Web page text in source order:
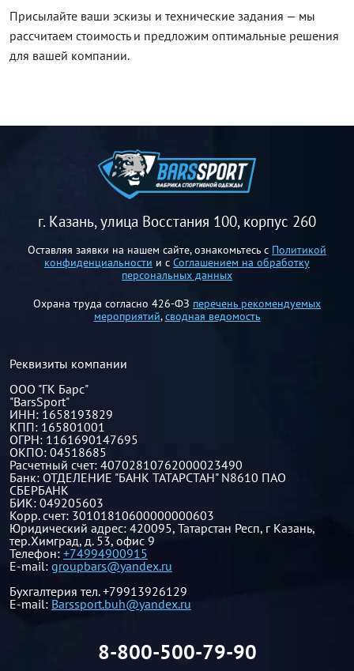
Присылайте ваши эскизы и технические задания — мы
рассчитаем стоимость и предложим оптимальные решения
для вашей компании.
г. Казань, улица Восстания 100, корпус 260
Оставляя заявки на нашем сайте, ознакомьтесь с Политикой
конфиденциальности и с Соглашением на обработку
персональных данных
Охрана труда согласно 426-ФЗ перечень рекомендуемых
мероприятий,сводная ведомость
Реквизиты компании
ООО "ГК Барс"
"BarsSport"
ИНН: 1658193829
КПП: 165801001
ОГРН: 1161690147695
ОКПО: 04518685
Расчетный счет: 40702810762000023490
Банк: ОТДЕЛЕНИЕ "БАНК ТАТАРСТАН" N8610 ПАО
СБЕРБАНК
БИК: 049205603
Корр. счет: 30101810600000000603
Юридический адрес: 420095, Татарстан Респ, г Казань,
тер.Химград, д. 53, офис 9
Телефон: +74994900915
E-mail: groupbars@yandex.ru
Бухгалтерия тел. +79913926129
E-mail: Barssport.buh@yandex.ru
8-800-500-79-90